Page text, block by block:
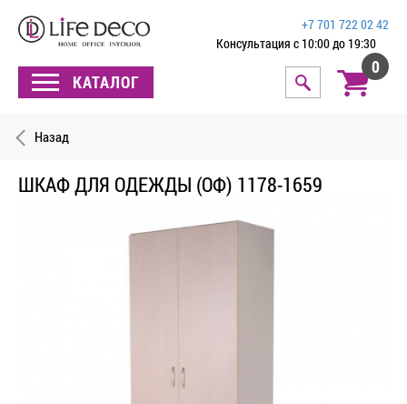
КАТАЛОГ
+7 701 722 02 42
Консультация с 10:00 до 19:30
0
Назад
ШКАФ ДЛЯ ОДЕЖДЫ (ОФ) 1178-1659